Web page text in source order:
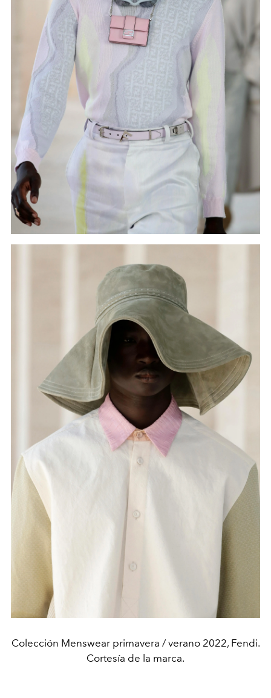
Colección Menswear primavera / verano 2022, Fendi.
Cortesía de la marca.